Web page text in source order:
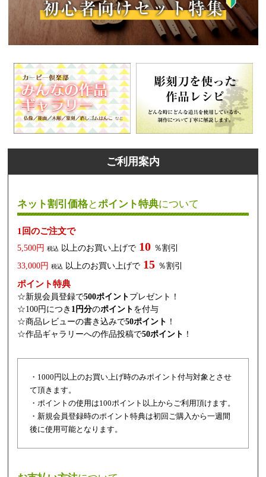
ご利用案内
ネット割引価格とポイント特典について
1回のご注文で
5,500円 税込 以上のお買い上げで 10 ％割引
33,000円 税込 以上のお買い上げで 15 ％割引
ポイント特典
☆新規会員登録で500ポイント プレゼント！
☆100円につき 1円分のポイント を付与
☆商品レビューの書き込みで50ポイント ！
☆作品ギャラリーへの作品投稿で50ポイント ！
・1000円以上のお買い上げ時のみポイント付与対象とさせ
て頂きます。
・ポイントの使用は100ポイント以上からご利用頂けます。
・新規会員登録時のポイント特典は初回ご購入から一週間
後に使用可能となります。